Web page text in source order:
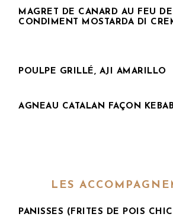
MAGRET DE CANARD AU FEU
CONDIMENT MOSTARDA DI
POULPE GRILLÉ, AJI AMARILLO
AGNEAU CATALAN FAÇON KEBAB
LES
PANISSES (FRITES DE POIS